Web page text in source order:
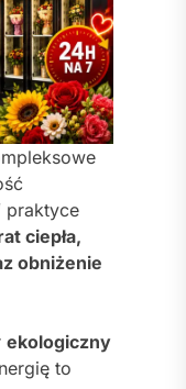
praktyce
ciepła,
obniżenie
ekologiczny
to